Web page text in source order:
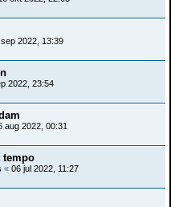
2022, 13:39
2022, 23:54
aug 2022, 00:31
tempo
« 06 jul 2022, 11:27